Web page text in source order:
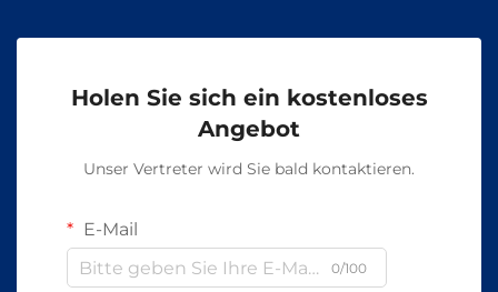
Holen Sie sich ein kostenloses
Angebot
Unser Vertreter wird Sie bald kontaktieren.
E-Mail
0/100